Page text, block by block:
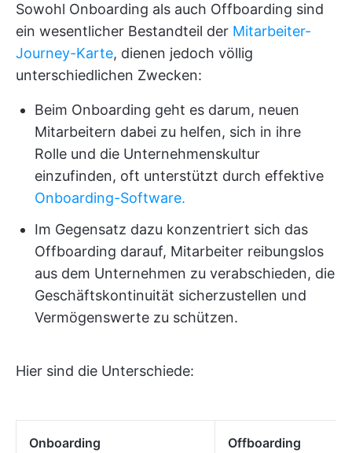
Sowohl Onboarding als auch Offboarding sind
ein wesentlicher Bestandteil der Mitarbeiter-
Journey-Karte, dienen jedoch völlig
unterschiedlichen Zwecken:
Beim Onboarding geht es darum, neuen
Mitarbeitern dabei zu helfen, sich in ihre
Rolle und die Unternehmenskultur
einzufinden, oft unterstützt durch effektive
Onboarding-Software.
Im Gegensatz dazu konzentriert sich das
Offboarding darauf, Mitarbeiter reibungslos
aus dem Unternehmen zu verabschieden, die
Geschäftskontinuität sicherzustellen und
Vermögenswerte zu schützen.
Hier sind die Unterschiede:
Onboarding Offboarding